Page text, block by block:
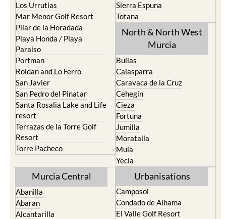
Los Urrutias
Mar Menor Golf Resort
Pilar de la Horadada
Playa Honda / Playa
Paraiso
Portman
Roldan and Lo Ferro
San Javier
San Pedro del Pinatar
Santa Rosalia Lake and Life
resort
Terrazas de la Torre Golf
Resort
Torre Pacheco
Sierra Espuna
Totana
North & North West
Murcia
Bullas
Calasparra
Caravaca de la Cruz
Cehegin
Cieza
Fortuna
Jumilla
Moratalla
Mula
Yecla
Murcia Central
Abanilla
Abaran
Alcantarilla
Urbanisations
Camposol
Condado de Alhama
El Valle Golf Resort